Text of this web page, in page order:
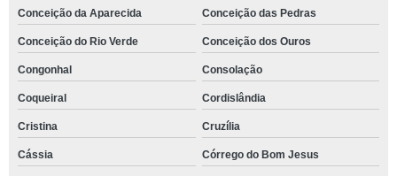
Conceição da Aparecida Conceição das Pedras
Conceição do Rio Verde Conceição dos Ouros
Congonhal Consolação
Coqueiral Cordislândia
Cristina Cruzília
Cássia Córrego do Bom Jesus